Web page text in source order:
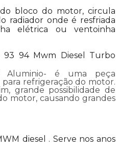
bloco do motor, circula
radiador onde é resfriada
elétrica ou ventoinha
93 94 Mwm Diesel Turbo
Aluminio- é uma peça
refrigeração do motor.
grande possibilidade de
motor, causando grandes
diesel . Serve nos anos